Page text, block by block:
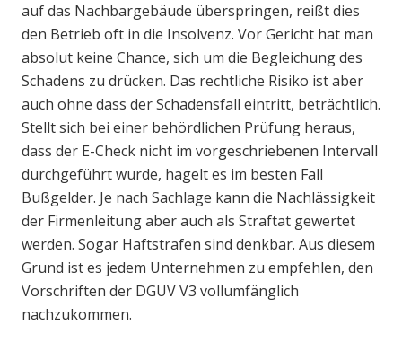
auf das Nachbargebäude überspringen, reißt dies
den Betrieb oft in die Insolvenz. Vor Gericht hat man
absolut keine Chance, sich um die Begleichung des
Schadens zu drücken. Das rechtliche Risiko ist aber
auch ohne dass der Schadensfall eintritt, beträchtlich.
Stellt sich bei einer behördlichen Prüfung heraus,
dass der E-Check nicht im vorgeschriebenen Intervall
durchgeführt wurde, hagelt es im besten Fall
Bußgelder. Je nach Sachlage kann die Nachlässigkeit
der Firmenleitung aber auch als Straftat gewertet
werden. Sogar Haftstrafen sind denkbar. Aus diesem
Grund ist es jedem Unternehmen zu empfehlen, den
Vorschriften der DGUV V3 vollumfänglich
nachzukommen.